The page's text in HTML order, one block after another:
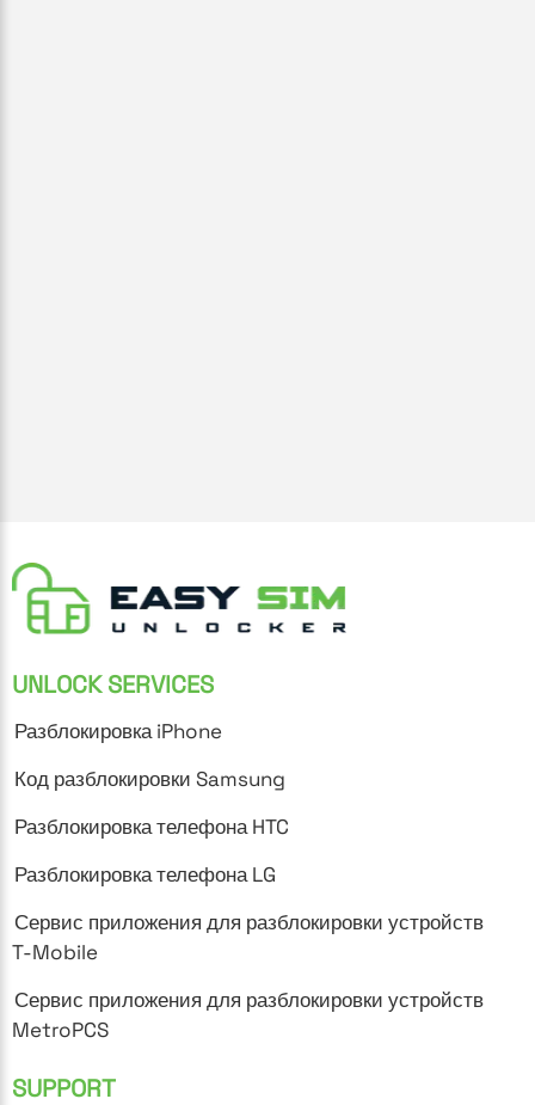
UNLOCK SERVICES
Разблокировка iPhone
Код разблокировки Samsung
Разблокировка телефона HTC
Разблокировка телефона LG
Сервис приложения для разблокировки устройств
T-Mobile
Сервис приложения для разблокировки устройств
MetroPCS
SUPPORT